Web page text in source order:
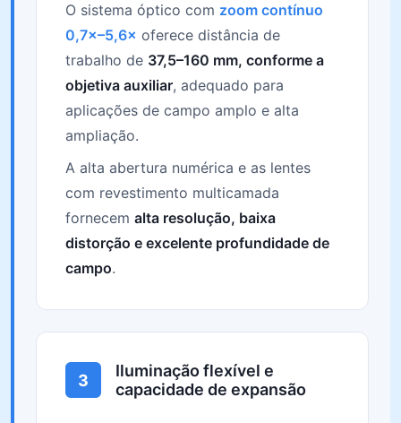
O sistema óptico com zoom contínuo
0,7×–5,6× oferece distância de
trabalho de 37,5–160 mm, conforme a
objetiva auxiliar, adequado para
aplicações de campo amplo e alta
ampliação.
A alta abertura numérica e as lentes
com revestimento multicamada
fornecem alta resolução, baixa
distorção e excelente profundidade de
campo.
3
Iluminação flexível e
capacidade de expansão